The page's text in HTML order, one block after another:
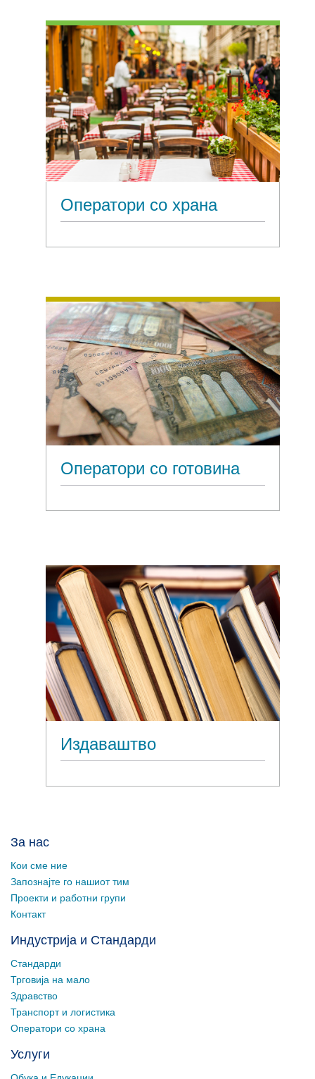
Оператори со храна
Оператори со готовина
Издаваштво
За нас
Кои сме ние
Запознајте го нашиот тим
Проекти и работни групи
Контакт
Индустрија и Стандарди
Стандарди
Трговија на мало
Здравство
Транспорт и логистика
Оператори со храна
Услуги